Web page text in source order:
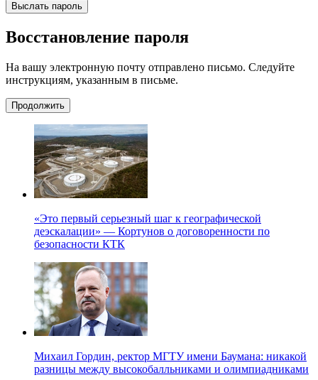
Выслать пароль
Восстановление пароля
На вашу электронную почту отправлено письмо. Следуйте
инструкциям, указанным в письме.
Продолжить
«Это первый серьезный шаг к географической
деэскалации» — Кортунов о договоренности по
безопасности КТК
Михаил Гордин, ректор МГТУ имени Баумана: никакой
разницы между высокобалльниками и олимпиадниками